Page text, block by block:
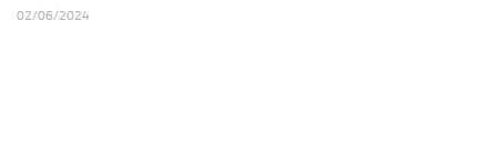
02/06/2024